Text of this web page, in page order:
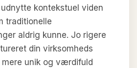
kontekstuel viden
traditionelle
aldrig kunne. Jo rigere
din virksomheds
mere unik og værdifuld